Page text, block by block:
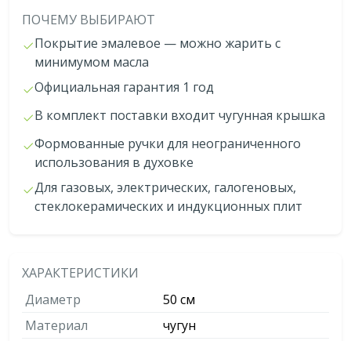
ПОЧЕМУ ВЫБИРАЮТ
Покрытие эмалевое — можно жарить с
минимумом масла
Официальная гарантия 1 год
В комплект поставки входит чугунная крышка
Формованные ручки для неограниченного
использования в духовке
Для газовых, электрических, галогеновых,
стеклокерамических и индукционных плит
ХАРАКТЕРИСТИКИ
Диаметр
50 см
Материал
чугун